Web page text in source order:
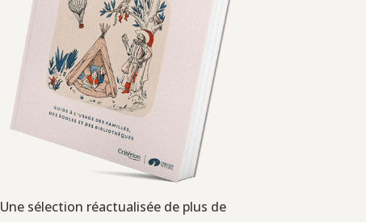
Une sélection réactualisée de plus de